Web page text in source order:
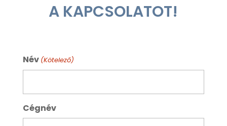
A KAPCSOLATOT!
Név (Kötelező)
Cégnév